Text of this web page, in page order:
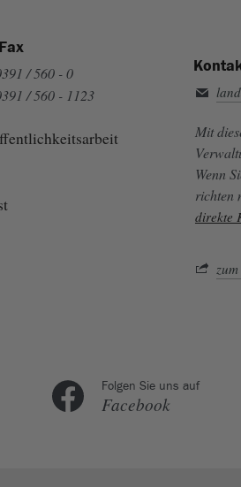
/ 560 - 0
/ 560 - 1123
Mit
Wenn
richten
direkte
Folgen Sie uns auf
Facebook